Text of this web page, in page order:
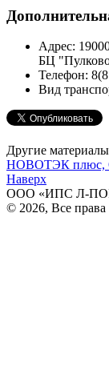
Адрес:
БЦ
Телефон:
Вид
Другие
НОВОТЭК плюс,
Наверх
ООО «ИПС Л-
© 2026, Все